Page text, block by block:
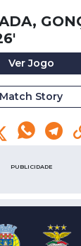
Ver Jogo
Match Story
PUBLICIDADE